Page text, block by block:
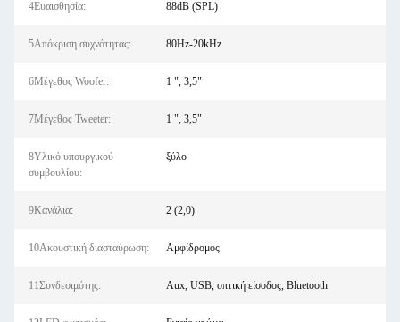
4Ευαισθησία: 88dB (SPL)
5Απόκριση συχνότητας: 80Hz-20kHz
6Μέγεθος Woofer: 1 ", 3,5"
7Μέγεθος Tweeter: 1 ", 3,5"
8Υλικό υπουργικού
συμβουλίου:
ξύλο
9Κανάλια: 2 (2,0)
10Ακουστική διασταύρωση: Αμφίδρομος
11Συνδεσιμότης: Aux, USB, οπτική είσοδος, Bluetooth